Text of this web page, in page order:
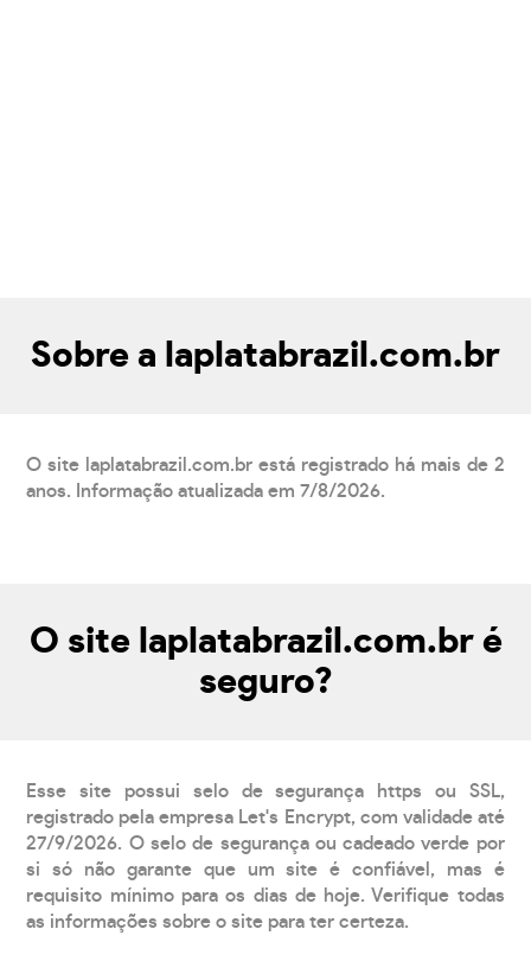
Sobre a laplatabrazil.com.br
O site laplatabrazil.com.br está registrado há mais de 2
anos. Informação atualizada em 7/8/2026.
O site laplatabrazil.com.br é
seguro?
Esse site possui selo de segurança https ou SSL,
registrado pela empresa Let's Encrypt, com validade até
27/9/2026. O selo de segurança ou cadeado verde por
si só não garante que um site é confiável, mas é
requisito mínimo para os dias de hoje. Verifique todas
as informações sobre o site para ter certeza.